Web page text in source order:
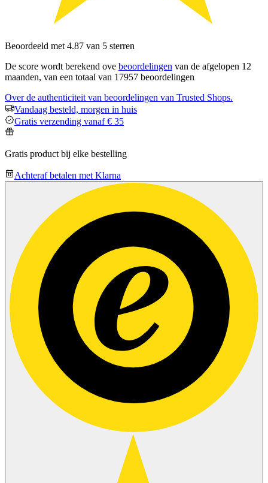
Beoordeeld met 4.87 van 5 sterren
De score wordt berekend ove beoordelingen van de afgelopen 12
maanden, van een totaal van 17957 beoordelingen
Over de authenticiteit van beoordelingen van Trusted Shops.
Vandaag besteld, morgen in huis
Gratis verzending vanaf € 35
Gratis product bij elke bestelling
Achteraf betalen met Klarna